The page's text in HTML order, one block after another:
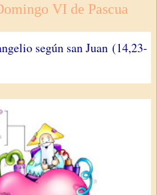
VI de Pascua
según san Juan (14,23-